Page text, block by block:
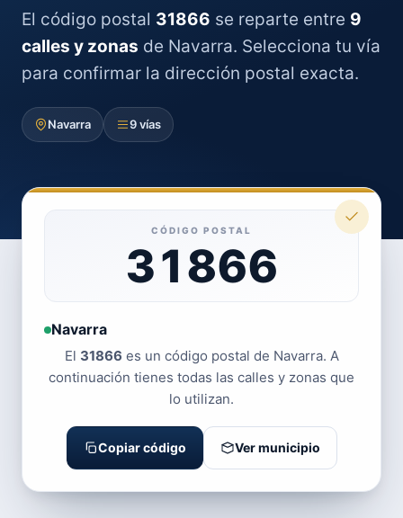
El código postal 31866 se reparte entre 9
calles y zonas de Navarra. Selecciona tu vía
para confirmar la dirección postal exacta.
Navarra 9 vías
CÓDIGO POSTAL
31866
Navarra
El 31866 es un código postal de Navarra. A
continuación tienes todas las calles y zonas que
lo utilizan.
Copiar código Ver municipio